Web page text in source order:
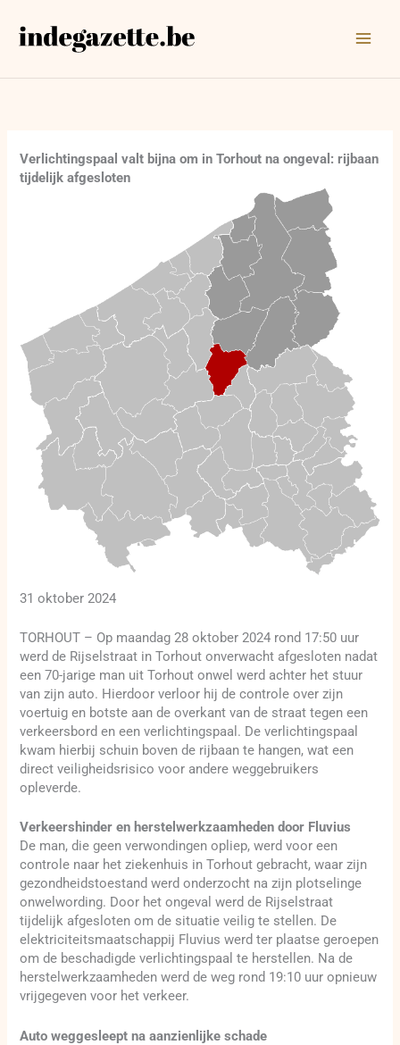
naar
Verlichtingspaal valt bijna om in Torhout na ongeval: rijbaan
tijdelijk afgesloten
31 oktober 2024
TORHOUT – Op maandag 28 oktober 2024 rond 17:50 uur
werd de Rijselstraat in Torhout onverwacht afgesloten nadat
een 70-jarige man uit Torhout onwel werd achter het stuur
van zijn auto. Hierdoor verloor hij de controle over zijn
voertuig en botste aan de overkant van de straat tegen een
verkeersbord en een verlichtingspaal. De verlichtingspaal
kwam hierbij schuin boven de rijbaan te hangen, wat een
direct veiligheidsrisico voor andere weggebruikers
opleverde.
Verkeershinder en herstelwerkzaamheden door Fluvius
De man, die geen verwondingen opliep, werd voor een
controle naar het ziekenhuis in Torhout gebracht, waar zijn
gezondheidstoestand werd onderzocht na zijn plotselinge
onwelwording. Door het ongeval werd de Rijselstraat
tijdelijk afgesloten om de situatie veilig te stellen. De
elektriciteitsmaatschappij Fluvius werd ter plaatse geroepen
om de beschadigde verlichtingspaal te herstellen. Na de
herstelwerkzaamheden werd de weg rond 19:10 uur opnieuw
vrijgegeven voor het verkeer.
Auto weggesleept na aanzienlijke schade